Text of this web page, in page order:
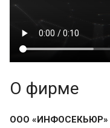
О фирме
ООО «ИНФОСЕКЬЮР»